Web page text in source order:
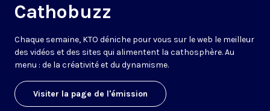
Cathobuzz
Chaque semaine, KTO déniche pour vous sur le web le meilleur
des vidéos et des sites qui alimentent la cathosphère. Au
menu : de la créativité et du dynamisme.
Visiter la page de l'émission